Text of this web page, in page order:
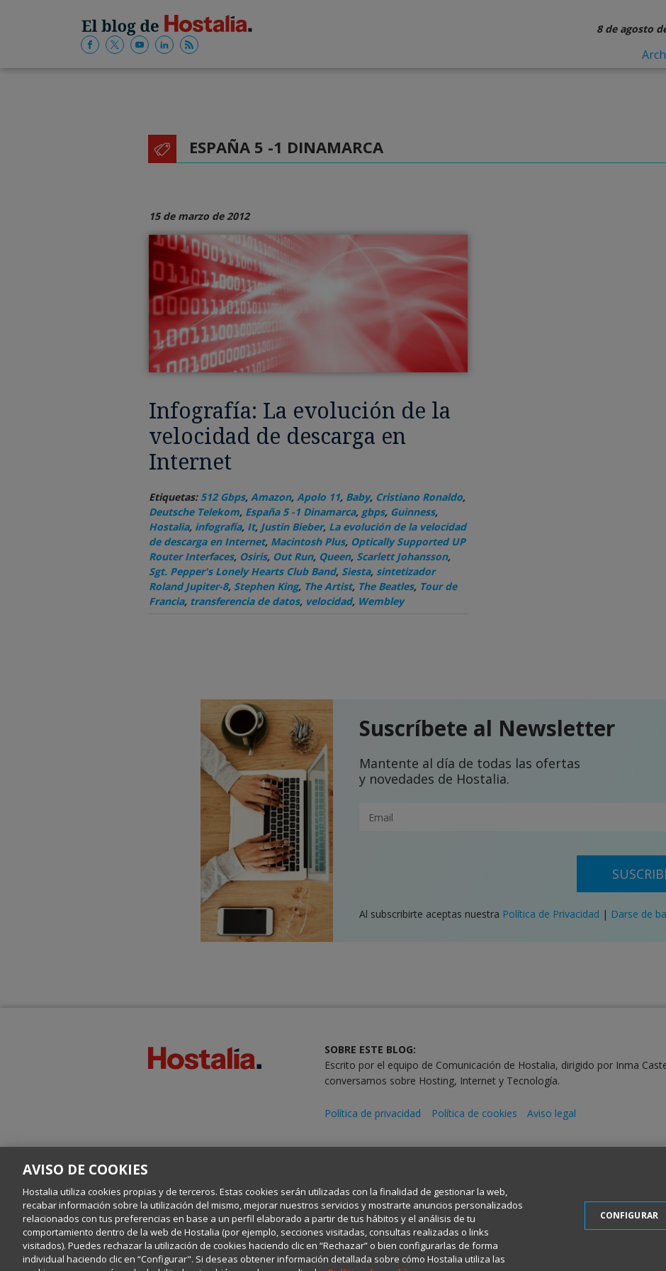
8 de agosto
ESPAÑA 5 -1 DINAMARCA
15 de marzo de 2012
Infografía: La evolución de la
velocidad de descarga en
Internet
Etiquetas: 512 Gbps, Amazon, Apolo 11, Baby, Cristiano Ronaldo,
Deutsche Telekom, España 5 -1 Dinamarca, gbps, Guinness,
Hostalia, infografía, It, Justin Bieber, La evolución de la velocidad
de descarga en Internet, Macintosh Plus, Optically Supported UP
Router Interfaces, Osiris, Out Run, Queen, Scarlett Johansson,
Sgt. Pepper's Lonely Hearts Club Band, Siesta, sintetizador
Roland Jupiter-8, Stephen King, The Artist, The Beatles, Tour de
Francia, transferencia de datos, velocidad, Wembley
Suscríbete al Newsletter
Mantente al día de todas las ofertas
y novedades de Hostalia.
Al subscribirte aceptas nuestra Política de Privacidad | Darse de
SOBRE ESTE BLOG:
Escrito por el equipo de Comunicación de Hostalia, dirigido por Inma
conversamos sobre Hosting, Internet y Tecnología.
Política de privacidad Política de cookies Aviso legal
Todos los Derechos Reservados
AVISO DE COOKIES
Hostalia utiliza cookies propias y de terceros. Estas cookies serán utilizadas con la finalidad de gestionar la web,
recabar información sobre la utilización del mismo, mejorar nuestros servicios y mostrarte anuncios personalizados
relacionados con tus preferencias en base a un perfil elaborado a partir de tus hábitos y el análisis de tu
comportamiento dentro de la web de Hostalia (por ejemplo, secciones visitadas, consultas realizadas o links
visitados). Puedes rechazar la utilización de cookies haciendo clic en “Rechazar” o bien configurarlas de forma
individual haciendo clic en “Configurar". Si deseas obtener información detallada sobre cómo Hostalia utiliza las
CONFIGURAR